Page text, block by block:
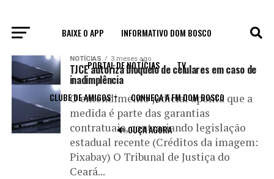
BAIXE O APP INFORMATIVO DOM BOSCO
PORTAL DE NOTÍCIAS TV
CLUBE DE AMIGOS CONHEÇA A FM DOM BOSCO
🔊 OUÇA AGORA
All posts tagged "liminar"
NOTÍCIAS 3 meses ago
TJCE autoriza bloqueio de celulares em caso de
inadimplência
O entendimento judicial aponta que a
medida é parte das garantias
contratuais, contrariando legislação
estadual recente (Créditos da imagem:
Pixabay) O Tribunal de Justiça do
Ceará...